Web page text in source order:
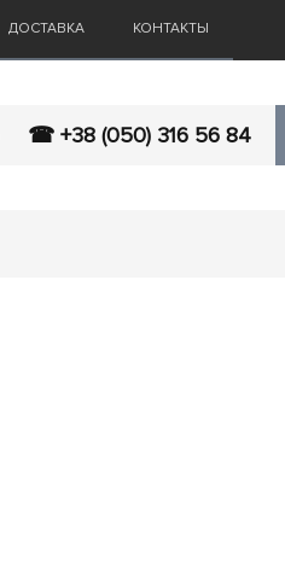
ДОСТАВКА КОНТАКТЫ
☎ +38 (050) 316 56 84